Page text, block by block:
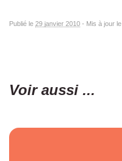
Publié le 29 janvier 2010 - Mis à jour le
Voir aussi ...